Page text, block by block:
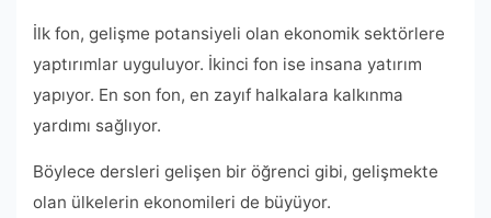
İlk fon, gelişme potansiyeli olan ekonomik sektörlere
yaptırımlar uyguluyor. İkinci fon ise insana yatırım
yapıyor. En son fon, en zayıf halkalara kalkınma
yardımı sağlıyor.
Böylece dersleri gelişen bir öğrenci gibi, gelişmekte
olan ülkelerin ekonomileri de büyüyor.